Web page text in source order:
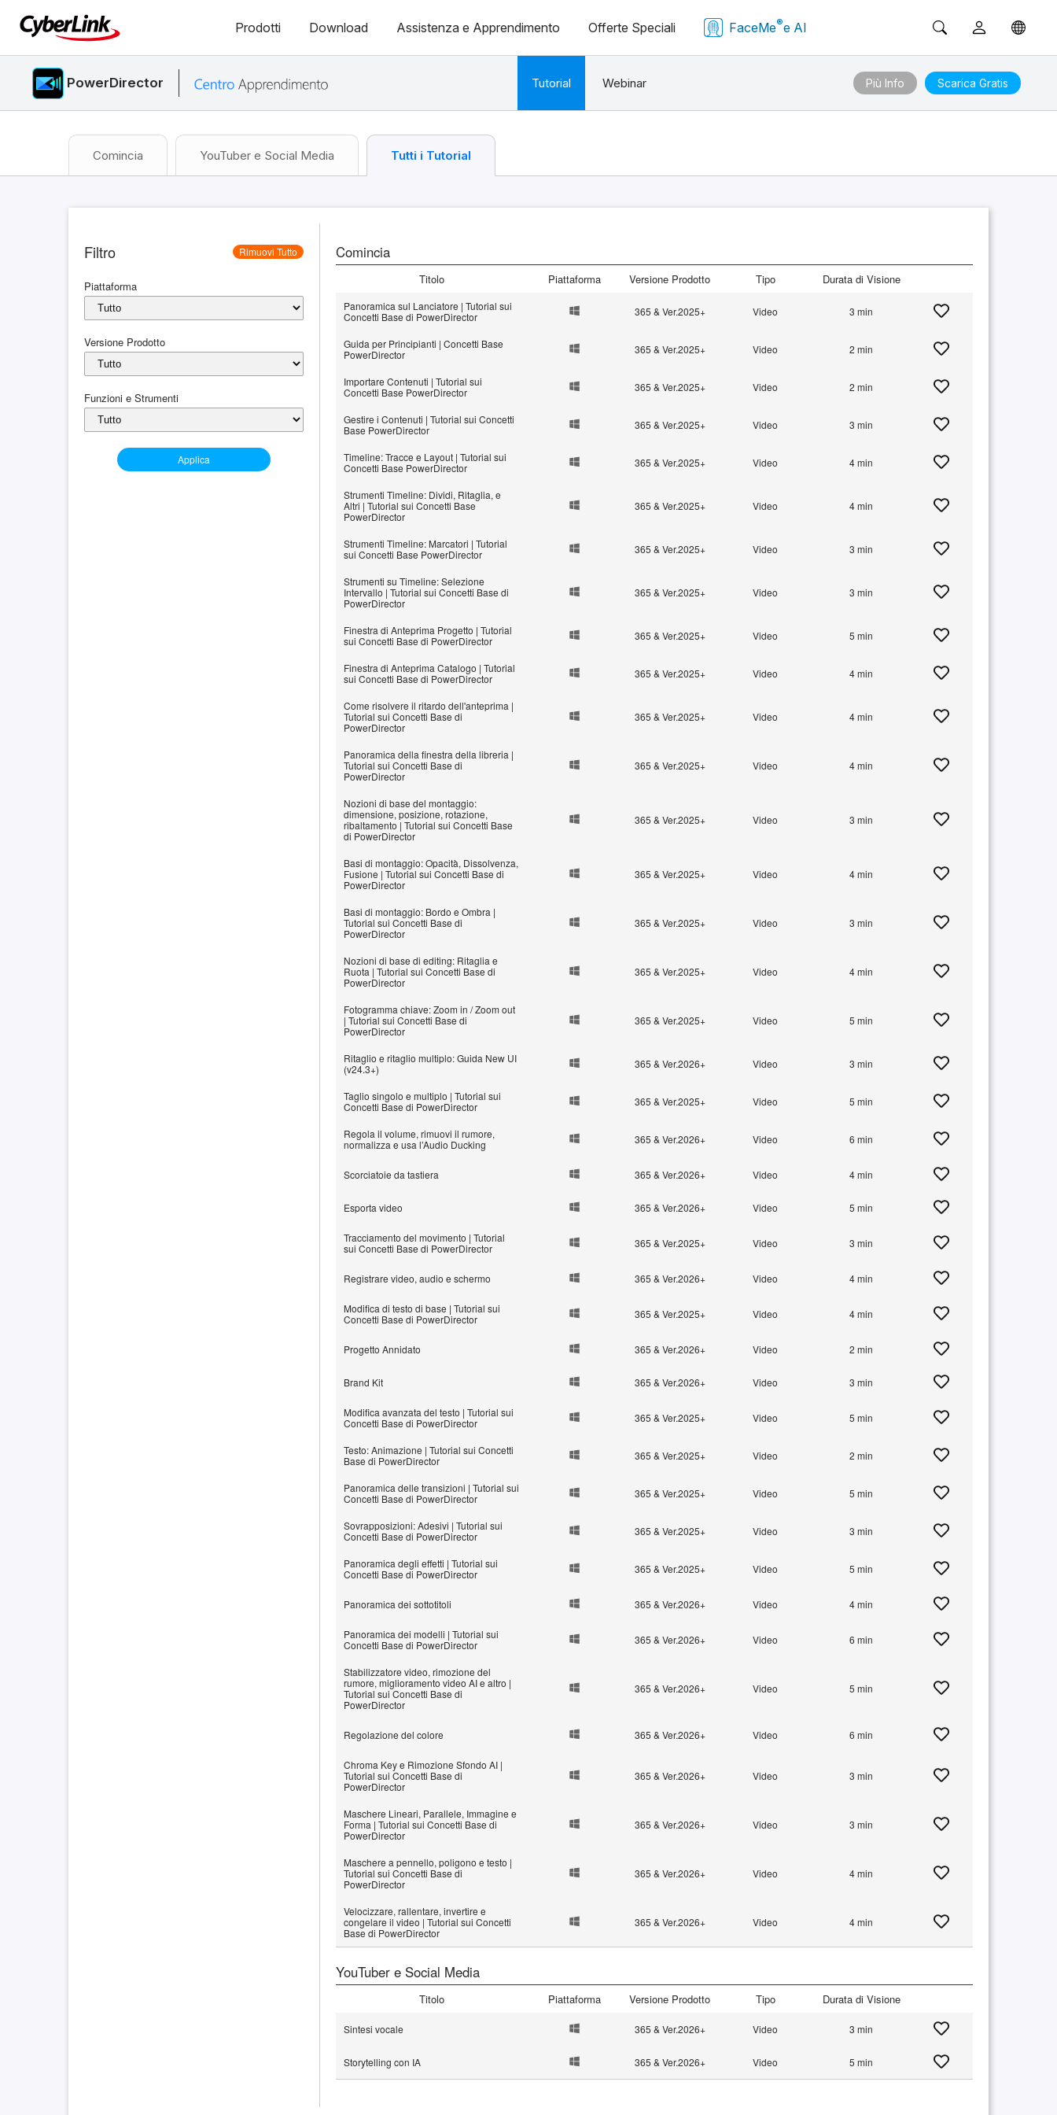
Prodotti Download Assistenza e Apprendimento Offerte Speciali FaceMe®e AI
PowerDirector Tutorial Webinar Più Info Scarica Gratis
Comincia YouTuber e Social Media Tutti i Tutorial
Filtro Rimuovi Tutto
Piattaforma
Versione Prodotto
Funzioni e Strumenti
Applica
Comincia
Titolo Piattaforma Versione Prodotto Tipo Durata di Visione
Panoramica sul Lanciatore | Tutorial sui
Concetti Base di PowerDirector
365 & Ver.2025+ Video 3 min
Guida per Principianti | Concetti Base
PowerDirector
365 & Ver.2025+ Video 2 min
Importare Contenuti | Tutorial sui
Concetti Base PowerDirector
365 & Ver.2025+ Video 2 min
Gestire i Contenuti | Tutorial sui Concetti
Base PowerDirector
365 & Ver.2025+ Video 3 min
Timeline: Tracce e Layout | Tutorial sui
Concetti Base PowerDirector
365 & Ver.2025+ Video 4 min
Strumenti Timeline: Dividi, Ritaglia, e
Altri | Tutorial sui Concetti Base
PowerDirector
365 & Ver.2025+ Video 4 min
Strumenti Timeline: Marcatori | Tutorial
sui Concetti Base PowerDirector
365 & Ver.2025+ Video 3 min
Strumenti su Timeline: Selezione
Intervallo | Tutorial sui Concetti Base di
PowerDirector
365 & Ver.2025+ Video 3 min
Finestra di Anteprima Progetto | Tutorial
sui Concetti Base di PowerDirector
365 & Ver.2025+ Video 5 min
Finestra di Anteprima Catalogo | Tutorial
sui Concetti Base di PowerDirector
365 & Ver.2025+ Video 4 min
Come risolvere il ritardo dell'anteprima |
Tutorial sui Concetti Base di
PowerDirector
365 & Ver.2025+ Video 4 min
Panoramica della finestra della libreria |
Tutorial sui Concetti Base di
PowerDirector
365 & Ver.2025+ Video 4 min
Nozioni di base del montaggio:
dimensione, posizione, rotazione,
ribaltamento | Tutorial sui Concetti Base
di PowerDirector
365 & Ver.2025+ Video 3 min
Basi di montaggio: Opacità, Dissolvenza,
Fusione | Tutorial sui Concetti Base di
PowerDirector
365 & Ver.2025+ Video 4 min
Basi di montaggio: Bordo e Ombra |
Tutorial sui Concetti Base di
PowerDirector
365 & Ver.2025+ Video 3 min
Nozioni di base di editing: Ritaglia e
Ruota | Tutorial sui Concetti Base di
PowerDirector
365 & Ver.2025+ Video 4 min
Fotogramma chiave: Zoom in / Zoom out
| Tutorial sui Concetti Base di
PowerDirector
365 & Ver.2025+ Video 5 min
Ritaglio e ritaglio multiplo: Guida New UI
(v24.3+)
365 & Ver.2026+ Video 3 min
Taglio singolo e multiplo | Tutorial sui
Concetti Base di PowerDirector
365 & Ver.2025+ Video 5 min
Regola il volume, rimuovi il rumore,
normalizza e usa l’Audio Ducking
365 & Ver.2026+ Video 6 min
Scorciatoie da tastiera 365 & Ver.2026+ Video 4 min
Esporta video 365 & Ver.2026+ Video 5 min
Tracciamento del movimento | Tutorial
sui Concetti Base di PowerDirector
365 & Ver.2025+ Video 3 min
Registrare video, audio e schermo 365 & Ver.2026+ Video 4 min
Modifica di testo di base | Tutorial sui
Concetti Base di PowerDirector
365 & Ver.2025+ Video 4 min
Progetto Annidato 365 & Ver.2026+ Video 2 min
Brand Kit 365 & Ver.2026+ Video 3 min
Modifica avanzata del testo | Tutorial sui
Concetti Base di PowerDirector
365 & Ver.2025+ Video 5 min
Testo: Animazione | Tutorial sui Concetti
Base di PowerDirector
365 & Ver.2025+ Video 2 min
Panoramica delle transizioni | Tutorial sui
Concetti Base di PowerDirector
365 & Ver.2025+ Video 5 min
Sovrapposizioni: Adesivi | Tutorial sui
Concetti Base di PowerDirector
365 & Ver.2025+ Video 3 min
Panoramica degli effetti | Tutorial sui
Concetti Base di PowerDirector
365 & Ver.2025+ Video 5 min
Panoramica dei sottotitoli 365 & Ver.2026+ Video 4 min
Panoramica dei modelli | Tutorial sui
Concetti Base di PowerDirector
365 & Ver.2026+ Video 6 min
Stabilizzatore video, rimozione del
rumore, miglioramento video AI e altro |
Tutorial sui Concetti Base di
PowerDirector
365 & Ver.2026+ Video 5 min
Regolazione del colore 365 & Ver.2026+ Video 6 min
Chroma Key e Rimozione Sfondo AI |
Tutorial sui Concetti Base di
PowerDirector
365 & Ver.2026+ Video 3 min
Maschere Lineari, Parallele, Immagine e
Forma | Tutorial sui Concetti Base di
PowerDirector
365 & Ver.2026+ Video 3 min
Maschere a pennello, poligono e testo |
Tutorial sui Concetti Base di
PowerDirector
365 & Ver.2026+ Video 4 min
Velocizzare, rallentare, invertire e
congelare il video | Tutorial sui Concetti
Base di PowerDirector
365 & Ver.2026+ Video 4 min
YouTuber e Social Media
Titolo Piattaforma Versione Prodotto Tipo Durata di Visione
Sintesi vocale 365 & Ver.2026+ Video 3 min
Storytelling con IA 365 & Ver.2026+ Video 5 min